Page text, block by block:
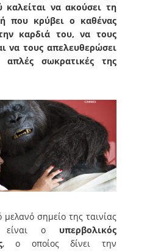
να ακούσει τη
που κρύβει ο καθένας
καρδιά του, να τους
να τους απελευθερώσει
σωκρατικές της
σημείο της ταινίας
είναι ο υπερβολικός
, ο οποίος δίνει την